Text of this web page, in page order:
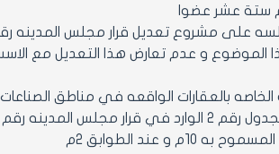
ستة عشر عضوا
الموضوع و عدم تعارض هذا التعديل مع
و عند الطوابق 2م